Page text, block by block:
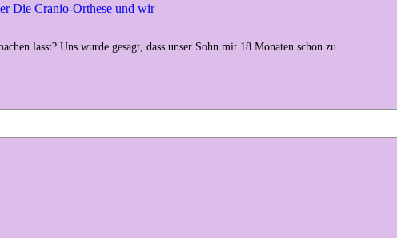
Die Cranio-Orthese und wir
lasst? Uns wurde gesagt, dass unser Sohn mit 18 Monaten schon zu…